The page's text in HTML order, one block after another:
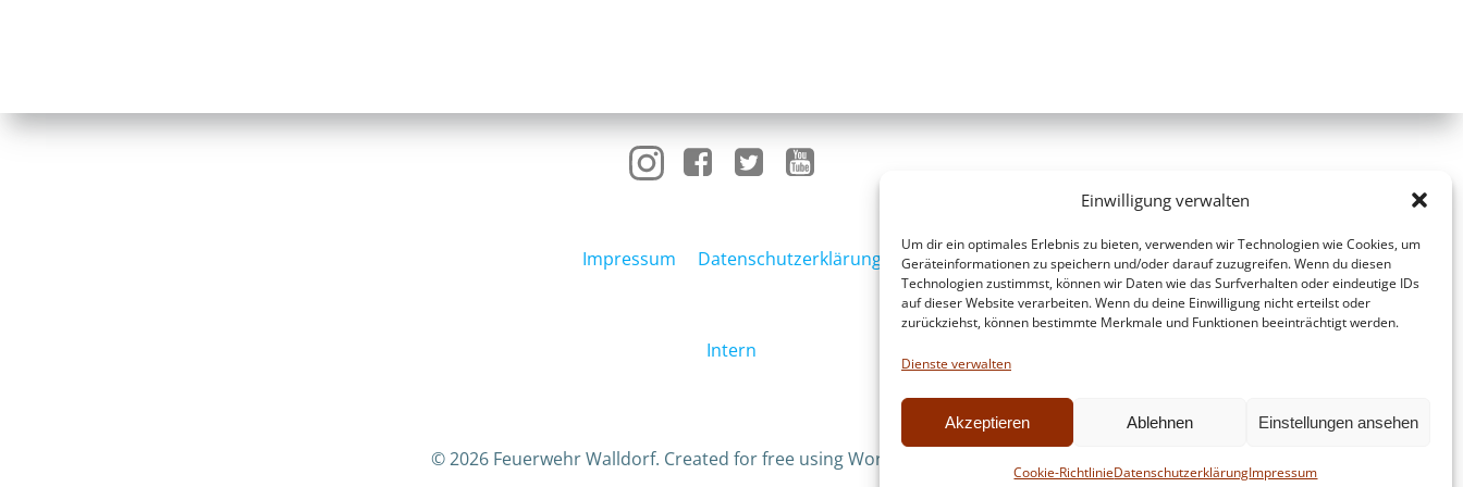
Einwilligung verwalten
Um dir ein optimales Erlebnis zu bieten, verwenden wir Technologien wie Cookies, um
Geräteinformationen zu speichern und/oder darauf zuzugreifen. Wenn du diesen
Technologien zustimmst, können wir Daten wie das Surfverhalten oder eindeutige IDs
auf dieser Website verarbeiten. Wenn du deine Einwilligung nicht erteilst oder
zurückziehst, können bestimmte Merkmale und Funktionen beeinträchtigt werden.
Dienste verwalten
Akzeptieren Ablehnen Einstellungen ansehen
Cookie-RichtlinieDatenschutzerklärungImpressum
Impressum Datenschutzerklärung
Intern
© 2026 Feuerwehr Walldorf. Created for free using WordPress and